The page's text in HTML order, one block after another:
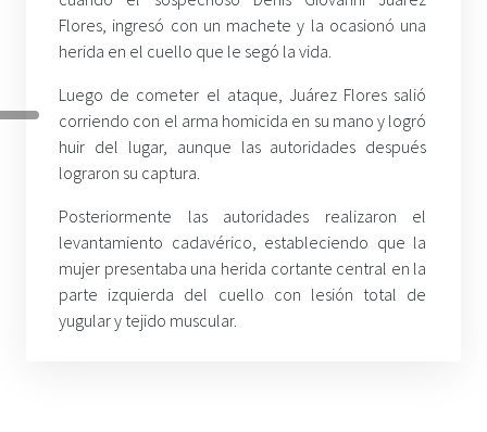
Flores, ingresó con un machete y la ocasionó una
herida en el cuello que le segó la vida.
Luego de cometer el ataque, Juárez Flores salió
corriendo con el arma homicida en su mano y logró
huir del lugar, aunque las autoridades después
lograron su captura.
Posteriormente las autoridades realizaron el
levantamiento cadavérico, estableciendo que la
mujer presentaba una herida cortante central en la
parte izquierda del cuello con lesión total de
yugular y tejido muscular.